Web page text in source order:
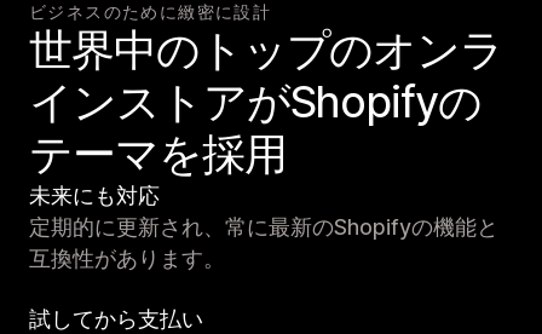
ビジネスのために緻密に設計
世界中のトップのオンラ
インストアがShopifyの
テーマを採用
未来にも対応
定期的に更新され、常に最新のShopifyの機能と
互換性があります。
試してから支払い